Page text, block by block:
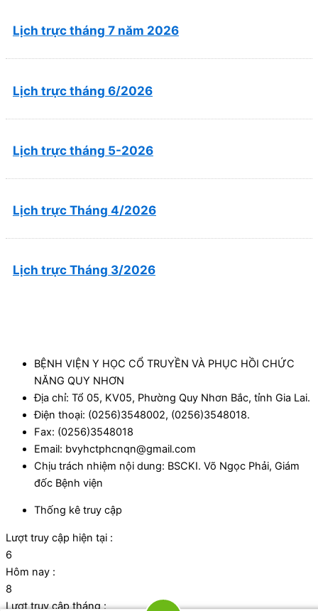
Lịch trực tháng 7 năm 2026
Lịch trực tháng 6/2026
Lịch trực tháng 5-2026
Lịch trực Tháng 4/2026
Lịch trực Tháng 3/2026
BỆNH VIỆN Y HỌC CỔ TRUYỀN VÀ PHỤC HỒI CHỨC
NĂNG QUY NHƠN
Địa chỉ: Tổ 05, KV05, Phường Quy Nhơn Bắc, tỉnh Gia Lai.
Điện thoại: (0256)3548002, (0256)3548018.
Fax: (0256)3548018
Email: bvyhctphcnqn@gmail.com
Chịu trách nhiệm nội dung: BSCKI. Võ Ngọc Phải, Giám
đốc Bệnh viện
Thống kê truy cập
Lượt truy cập hiện tại :
6
Hôm nay :
8
Lượt truy cập tháng :